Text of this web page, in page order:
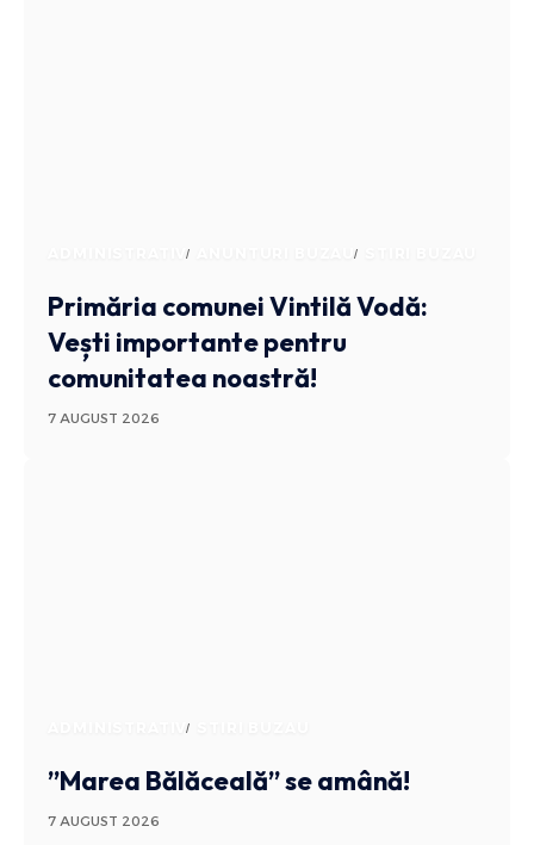
ADMINISTRATIV ANUNTURI BUZAU
Primăria comunei Vintilă Vodă:
Vești importante pentru
comunitatea noastră!
7 AUGUST 2026
ADMINISTRATIV
”Marea Bălăceală” se amână!
7 AUGUST 2026